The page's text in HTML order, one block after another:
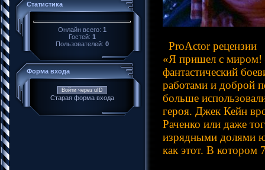
Статистика
Онлайн всего: 1
Гостей: 1
Пользователей: 0
Форма входа
Войти через uID
Старая форма входа
ProActor рецензии
«Я пришел с миром!
фантастический
работами и доброй
больше
героя. Джек Кейн
Раченко или даже
изрядными долями
как этот. В котором